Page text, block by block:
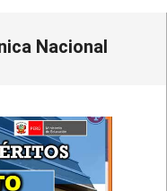
Nacional